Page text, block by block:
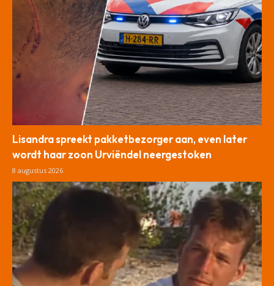
Lisandra spreekt pakketbezorger aan, even later
wordt haar zoon Urviëndel neergestoken
8 augustus 2026